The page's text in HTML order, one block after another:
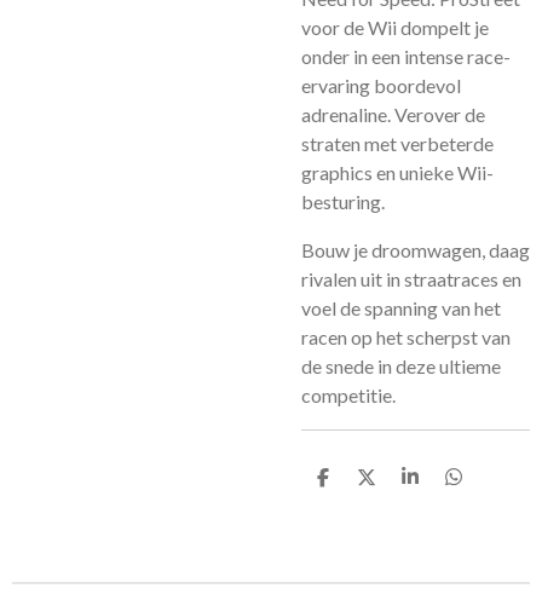
voor de Wii dompelt je
onder in een intense race-
ervaring boordevol
adrenaline. Verover de
straten met verbeterde
graphics en unieke Wii-
besturing.
Bouw je droomwagen, daag
rivalen uit in straatraces en
voel de spanning van het
racen op het scherpst van
de snede in deze ultieme
competitie.
D
D
S
D